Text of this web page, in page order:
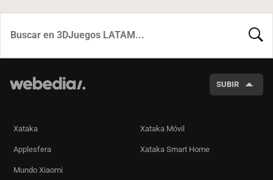
SUBIR
Xataka Xataka Móvil
Applesfera Xataka Smart Home
Mundo Xiaomi